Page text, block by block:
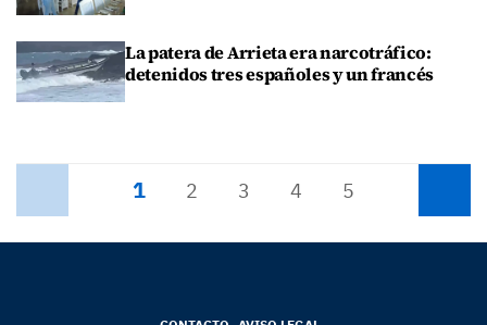
La patera de Arrieta era narcotráfico:
detenidos tres españoles y un francés
1 2 3 4 5